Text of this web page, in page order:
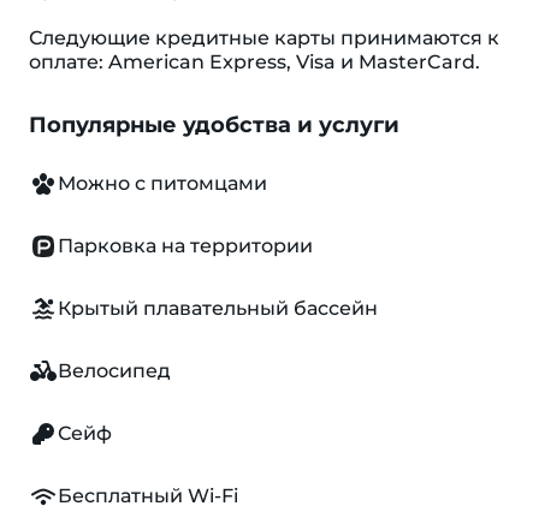
Следующие кредитные карты принимаются к
оплате: American Express, Visa и MasterCard.
Популярные удобства и услуги
Можно с питомцами
Парковка на территории
Крытый плавательный бассейн
Велосипед
Сейф
Бесплатный Wi-Fi